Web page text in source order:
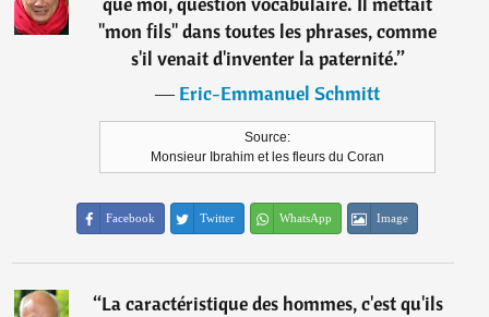
"mon fils" dans toutes les phrases, comme
s'il venait d'inventer la paternité.”
―Eric-Emmanuel Schmitt
Source:
Monsieur Ibrahim et les fleurs du Coran
Facebook Twitter WhatsApp Image
“La caractéristique des hommes, c'est qu'ils